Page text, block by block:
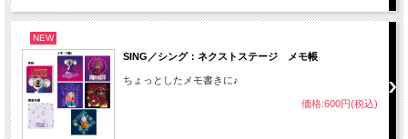
NEW
SING／シング：ネクストステージ メモ帳
ちょっとしたメモ書きに♪
価格:600円(税込)